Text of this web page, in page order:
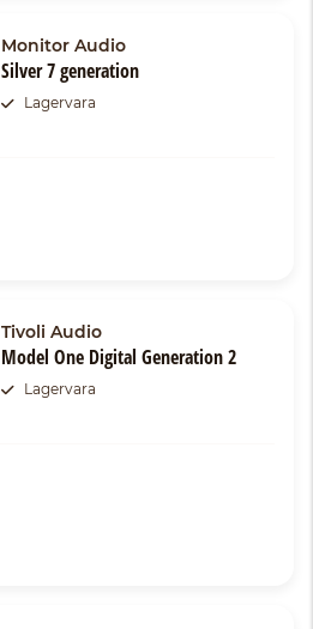
Monitor Audio
Silver 7 generation
Lagervara
Tivoli Audio
Model One Digital Generation 2
Lagervara